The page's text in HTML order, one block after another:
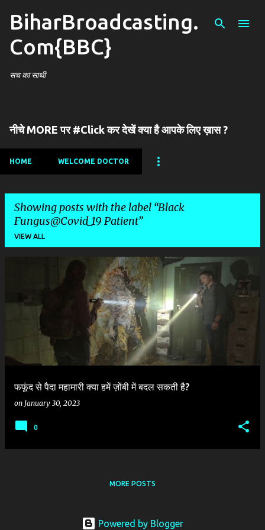
Skip to main content
BiharBroadcasting.
Com{BBC}
सच का साथी
नीचे MORE पर #Click कर देखें क्या है आपके लिए ख़ास ?
HOME WELCOME DOCTOR
Showing posts with the label Black
Fungus@Covid_19 Patient
VIEW ALL
फफूंद से पैदा महामारी क्या हमें ज़ोंबी में बदल सकती है?
on January 30, 2023
0
MORE POSTS
Powered by Blogger